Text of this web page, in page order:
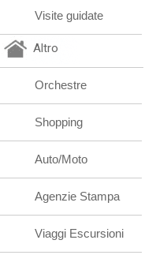
Visite guidate
Altro
Orchestre
Shopping
Auto/Moto
Agenzie Stampa
Viaggi Escursioni